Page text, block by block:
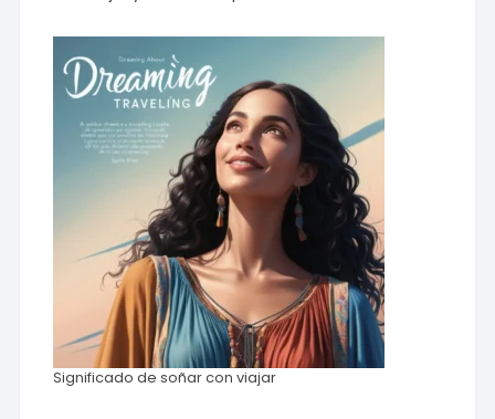
Significado de soñar con viajar